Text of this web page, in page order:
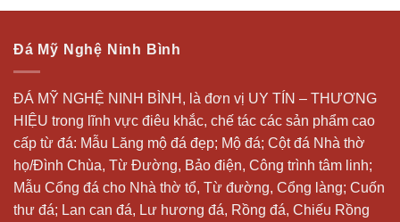
Đá Mỹ Nghệ Ninh Bình
ĐÁ MỸ NGHỆ NINH BÌNH, là đơn vị UY TÍN – THƯƠNG
HIỆU trong lĩnh vực điêu khắc, chế tác các sản phẩm cao
cấp từ đá: Mẫu Lăng mộ đá đẹp; Mộ đá; Cột đá Nhà thờ
họ/Đình Chùa, Từ Đường, Bảo điện, Công trình tâm linh;
Mẫu Cổng đá cho Nhà thờ tổ, Từ đường, Cổng làng; Cuốn
thư đá; Lan can đá, Lư hương đá, Rồng đá, Chiếu Rồng